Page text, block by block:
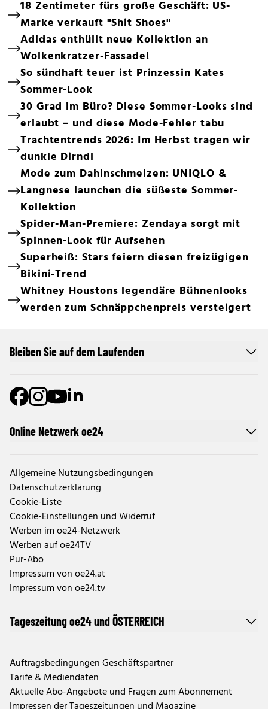
18 Zentimeter fürs große Geschäft: US-
Marke verkauft "Shit Shoes"
Adidas enthüllt neue Kollektion an
Wolkenkratzer-Fassade!
So sündhaft teuer ist Prinzessin Kates
Sommer-Look
30 Grad im Büro? Diese Sommer-Looks sind
erlaubt – und diese Mode-Fehler tabu
Trachtentrends 2026: Im Herbst tragen wir
dunkle Dirndl
Mode zum Dahinschmelzen: UNIQLO &
Langnese launchen die süßeste Sommer-
Kollektion
Spider-Man-Premiere: Zendaya sorgt mit
Spinnen-Look für Aufsehen
Superheiß: Stars feiern diesen freizügigen
Bikini-Trend
Whitney Houstons legendäre Bühnenlooks
werden zum Schnäppchenpreis versteigert
Online Netzwerk oe24
Allgemeine Nutzungsbedingungen
Datenschutzerklärung
Cookie-Liste
Cookie-Einstellungen und Widerruf
Werben im oe24-Netzwerk
Werben auf oe24TV
Pur-Abo
Impressum von oe24.at
Impressum von oe24.tv
Tageszeitung oe24 und ÖSTERREICH
Auftragsbedingungen Geschäftspartner
Tarife & Mediendaten
Aktuelle Abo-Angebote und Fragen zum Abonnement
Bleiben Sie auf dem Laufenden